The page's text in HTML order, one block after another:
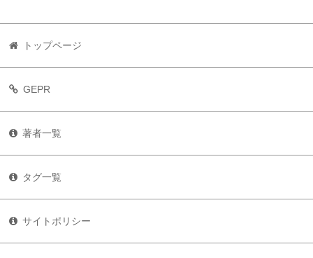
トップページ
GEPR
著者一覧
タグ一覧
サイトポリシー